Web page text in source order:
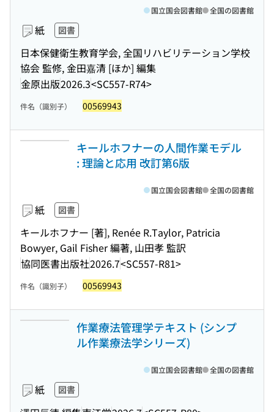
紙 図書
日本保健衛生教育学会, 全国リハビリテーション学校
協会 監修, 金田嘉清 [ほか] 編集
金原出版2026.3<SC557-R74>
国立国会図書館 全国の図書館
件名（識別子） 00569943
キールホフナーの人間作業モデル
: 理論と応用 改訂第6版
紙 図書
キールホフナー [著], Renée R.Taylor, Patricia
Bowyer, Gail Fisher 編著, 山田孝 監訳
協同医書出版社2026.7<SC557-R81>
国立国会図書館 全国の図書館
件名（識別子） 00569943
作業療法管理学テキスト (シンプ
ル作業療法学シリーズ)
紙 図書
国立国会図書館 全国の図書館